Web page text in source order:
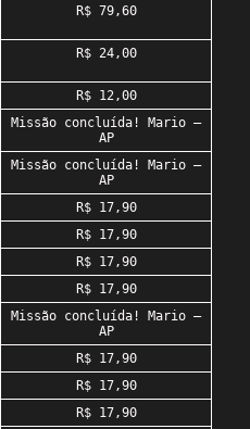
R$ 79,60
R$ 24,00
R$ 12,00
Missão concluída! Mario –
AP
Missão concluída! Mario –
AP
R$ 17,90
R$ 17,90
R$ 17,90
R$ 17,90
Missão concluída! Mario –
AP
R$ 17,90
R$ 17,90
R$ 17,90